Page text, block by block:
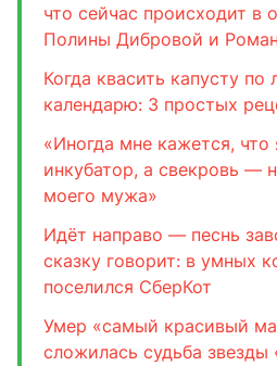
что сейчас происходит в
Полины Дибровой и
Когда квасить капусту по
календарю: 3 простых
«Иногда мне кажется, что
инкубатор, а свекровь —
моего мужа»
Идёт направо — песнь
сказку говорит: в умных
поселился СберКот
Умер «самый красивый
сложилась судьба звезды